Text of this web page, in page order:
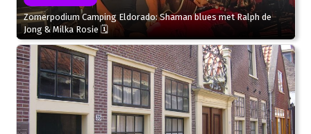
Zomerpodium Camping Eldorado: Shaman blues met Ralph de
Jong & Milka Rosie 🗓